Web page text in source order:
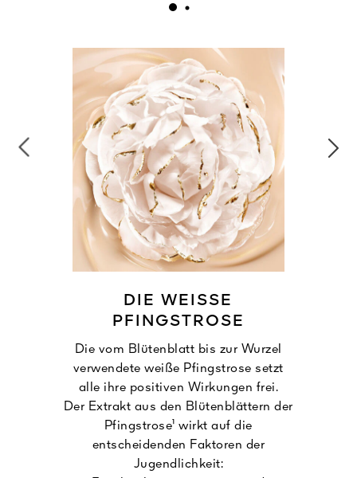
DIE WEISSE
PFINGSTROSE
Die vom Blütenblatt bis zur Wurzel
verwendete weiße Pfingstrose setzt
alle ihre positiven Wirkungen frei.
Der Extrakt aus den Blütenblättern der
Pfingstrose¹ wirkt auf die
entscheidenden Faktoren der
Jugendlichkeit: